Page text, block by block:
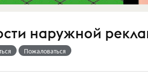
наружной
Пожаловаться